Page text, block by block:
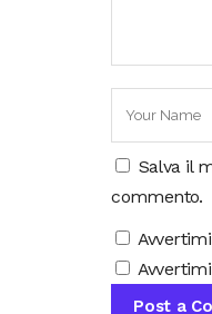
Salva il
commento.